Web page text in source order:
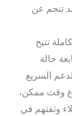
تنجم عن
تتيح
حالة
السريع
وقت ممكن،
وثقتهم في